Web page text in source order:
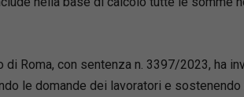
di Roma, con sentenza n. 3397/2023, ha
le domande dei lavoratori e sostenendo